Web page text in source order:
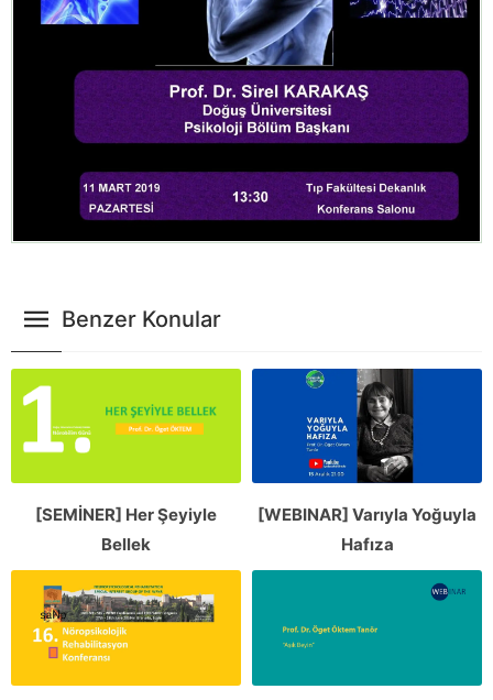
Benzer Konular
[SEMİNER] Her Şeyiyle
Bellek
[WEBINAR] Varıyla Yoğuyla
Hafıza